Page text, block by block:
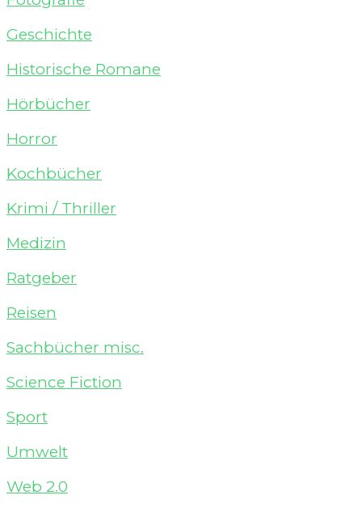
Geschichte
Historische Romane
Hörbücher
Horror
Kochbücher
Krimi / Thriller
Medizin
Ratgeber
Reisen
Sachbücher misc.
Science Fiction
Sport
Umwelt
Web 2.0